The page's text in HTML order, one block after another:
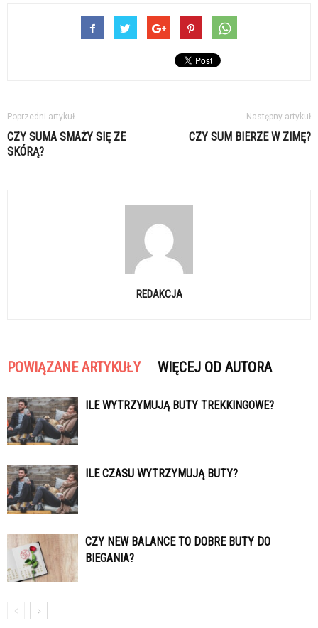
Poprzedni artykuł
CZY SUMA SMAŻY SIĘ ZE
SKÓRĄ?
Następny artykuł
CZY SUM BIERZE W ZIMĘ?
REDAKCJA
POWIĄZANE ARTYKUŁY WIĘCEJ OD AUTORA
ILE WYTRZYMUJĄ BUTY TREKKINGOWE?
ILE CZASU WYTRZYMUJĄ BUTY?
CZY NEW BALANCE TO DOBRE BUTY DO
BIEGANIA?